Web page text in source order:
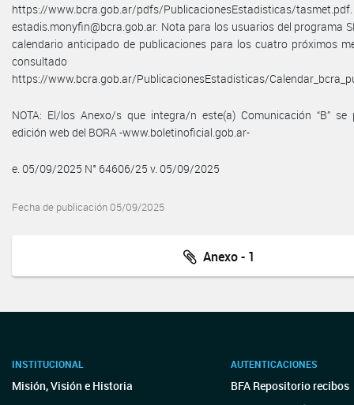
https://www.bcra.gob.ar/pdfs/PublicacionesEstadisticas/
estadis.monyfin@bcra.gob.ar. Nota para los usuarios del programa
calendario anticipado de publicaciones para los cuatro próximos
consultado
https://www.bcra.gob.ar/PublicacionesEstadisticas/
NOTA: El/los Anexo/s que integra/n este(a) Comunicación “B”
edición web del BORA -www.boletinoficial.gob.ar-
e. 05/09/2025 N° 64606/25 v. 05/09/2025
Fecha de publicación 05/09/2025
Anexo - 1
INSTITUCIONAL
Misión, Visión e Historia
AUTENTICACIONES
BFA Repositorio recibos